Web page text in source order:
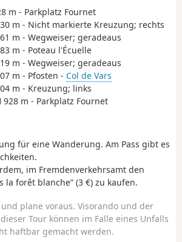
m - Parkplatz Fournet
m - Nicht markierte Kreuzung; rechts
m - Wegweiser; geradeaus
m - Poteau l'Écuelle
m - Wegweiser; geradeaus
m - Pfosten - Col de Vars
m - Kreuzung; links
928 m - Parkplatz Fournet
für eine Wanderung. Am Pass gibt es
im Fremdenverkehrsamt den
la forêt blanche” (3 €) zu kaufen.
plane voraus. Visorando und der
Tour können im Falle eines Unfalls
haftbar gemacht werden.